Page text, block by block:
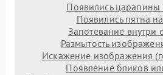
Появились царапины
Появились пятна
Запотевание внутри
Размытость
Искажение изображения
Появление бликов